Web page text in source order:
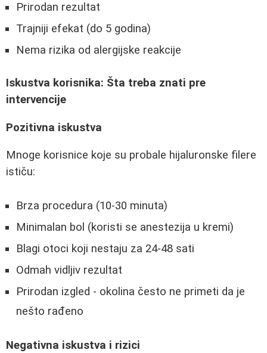
Prirodan rezultat
Trajniji efekat (do 5 godina)
Nema rizika od alergijske reakcije
Iskustva korisnika: Šta treba znati pre
intervencije
Pozitivna iskustva
Mnoge korisnice koje su probale hijaluronske filere
ističu:
Brza procedura (10-30 minuta)
Minimalan bol (koristi se anestezija u kremi)
Blagi otoci koji nestaju za 24-48 sati
Odmah vidljiv rezultat
Prirodan izgled - okolina često ne primeti da je
nešto rađeno
Negativna iskustva i rizici